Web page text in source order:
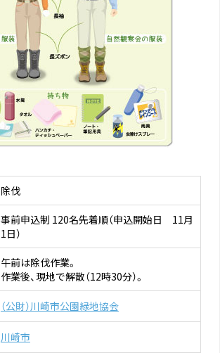
除伐
事前申込制 120名先着順（申込開始日 11月
1日）
午前は除伐作業。
作業後、現地で解散（12時30分）。
（公財）川崎市公園緑地協会
川崎市